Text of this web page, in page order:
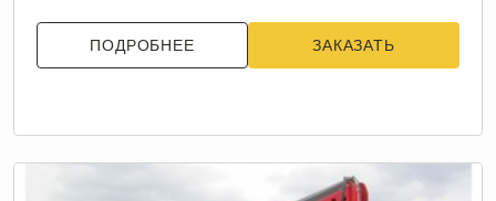
ПОДРОБНЕЕ ЗАКАЗАТЬ